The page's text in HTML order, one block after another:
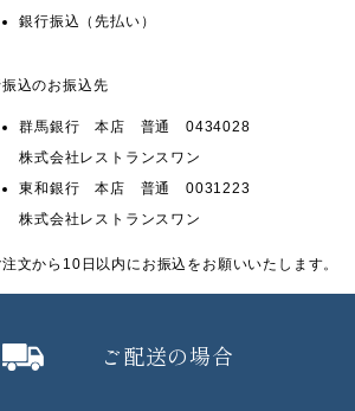
銀行振込（先払い）
込のお振込先
群馬銀行 本店 普通 0434028
株式会社レストランスワン
東和銀行 本店 普通 0031223
株式会社レストランスワン
文から10日以内にお振込をお願いいたします。
ご配送の場合